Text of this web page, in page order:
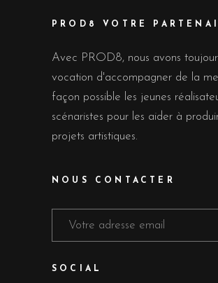
PROD8 VOTRE
Avec PROD8, nous avons
vocation d'accompagner de la
façon possible les jeunes
scénaristes pour les aider à
projets artistiques.
NOUS CONTACTER
SOCIAL